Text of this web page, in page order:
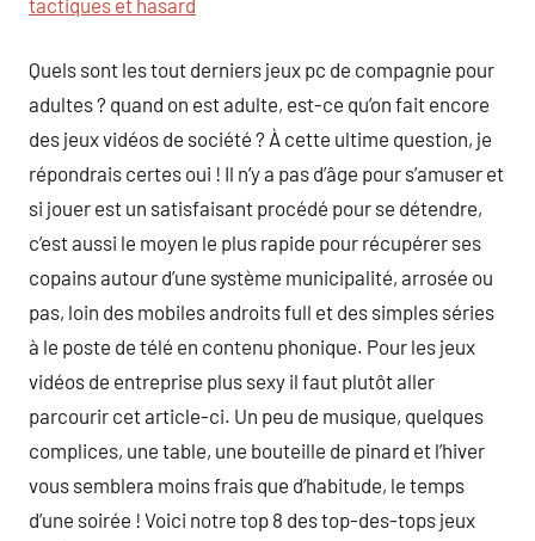
Quels sont les tout derniers jeux pc de compagnie pour
adultes ? quand on est adulte, est-ce qu’on fait encore
des jeux vidéos de société ? À cette ultime question, je
répondrais certes oui ! Il n’y a pas d’âge pour s’amuser et
si jouer est un satisfaisant procédé pour se détendre,
c’est aussi le moyen le plus rapide pour récupérer ses
copains autour d’une système municipalité, arrosée ou
pas, loin des mobiles androits full et des simples séries
à le poste de télé en contenu phonique. Pour les jeux
vidéos de entreprise plus sexy il faut plutôt aller
parcourir cet article-ci. Un peu de musique, quelques
complices, une table, une bouteille de pinard et l’hiver
vous semblera moins frais que d’habitude, le temps
d’une soirée ! Voici notre top 8 des top-des-tops jeux